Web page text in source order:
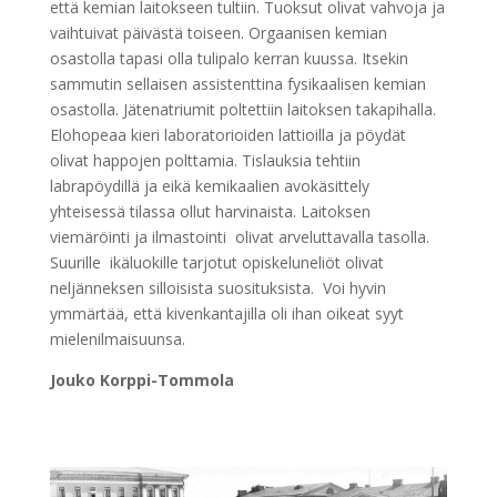
että kemian laitokseen tultiin. Tuoksut olivat vahvoja ja
vaihtuivat päivästä toiseen. Orgaanisen kemian
osastolla tapasi olla tulipalo kerran kuussa. Itsekin
sammutin sellaisen assistenttina fysikaalisen kemian
osastolla. Jätenatriumit poltettiin laitoksen takapihalla.
Elohopeaa kieri laboratorioiden lattioilla ja pöydät
olivat happojen polttamia. Tislauksia tehtiin
labrapöydillä ja eikä kemikaalien avokäsittely
yhteisessä tilassa ollut harvinaista. Laitoksen
viemäröinti ja ilmastointi olivat arveluttavalla tasolla.
Suurille ikäluokille tarjotut opiskeluneliöt olivat
neljänneksen silloisista suosituksista. Voi hyvin
ymmärtää, että kivenkantajilla oli ihan oikeat syyt
mielenilmaisuunsa.
Jouko Korppi-Tommola